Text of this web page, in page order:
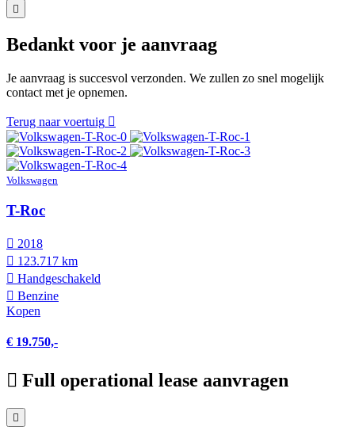
Bedankt voor je aanvraag
Je aanvraag is succesvol verzonden. We zullen zo snel mogelijk
contact met je opnemen.
Terug naar voertuig
Volkswagen
T-Roc
2018
123.717 km
Hand­geschakeld
Benzine
Kopen
€ 19.750,-
Full operational lease aanvragen